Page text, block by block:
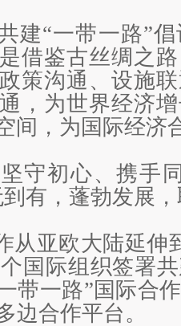
建“一带一路”
借鉴古丝绸之
策沟通、设施
，为世界经济
间，为国际经济
守初心、携手
有，蓬勃发展
从亚欧大陆延伸
国际组织签署
带一路”国际合
边合作平台。